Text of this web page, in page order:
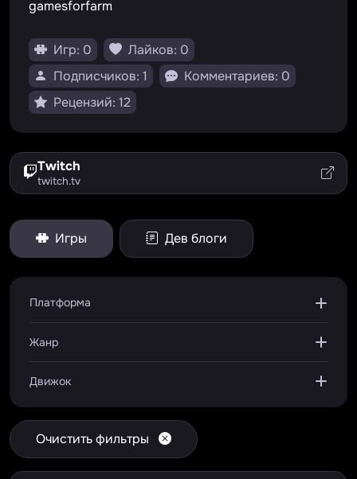
gamesforfarm
Игр: 0
Лайков: 0
Подписчиков: 1
Комментариев: 0
Рецензий: 12
Twitch
twitch.tv
Игры Дев блоги
Платформа
Жанр
Движок
Очистить фильтры